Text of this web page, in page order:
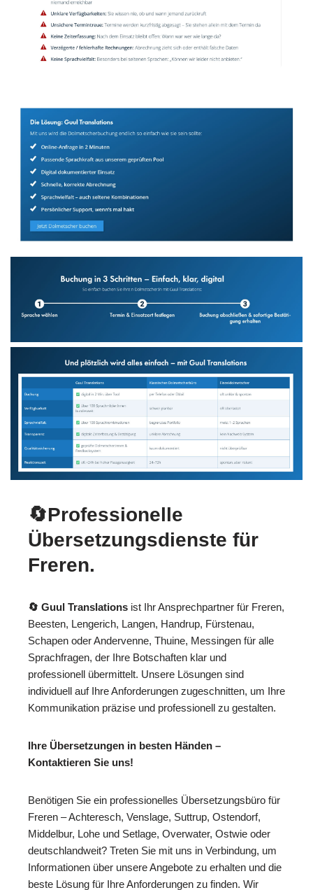
🔄Professionelle
Übersetzungsdienste für
Freren.
🔄 Guul Translations ist Ihr Ansprechpartner für Freren,
Beesten, Lengerich, Langen, Handrup, Fürstenau,
Schapen oder Andervenne, Thuine, Messingen für alle
Sprachfragen, der Ihre Botschaften klar und
professionell übermittelt. Unsere Lösungen sind
individuell auf Ihre Anforderungen zugeschnitten, um Ihre
Kommunikation präzise und professionell zu gestalten.
Ihre Übersetzungen in besten Händen –
Kontaktieren Sie uns!
Benötigen Sie ein professionelles Übersetzungsbüro für
Freren – Achteresch, Venslage, Suttrup, Ostendorf,
Middelbur, Lohe und Setlage, Overwater, Ostwie oder
deutschlandweit? Treten Sie mit uns in Verbindung, um
Informationen über unsere Angebote zu erhalten und die
beste Lösung für Ihre Anforderungen zu finden. Wir